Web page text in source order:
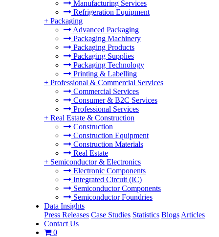
Manufacturing Services
Refrigeration Equipment
+ Packaging
Advanced Packaging
Packaging Machinery
Packaging Products
Packaging Supplies
Packaging Technology
Printing & Labelling
+ Professional & Commercial Services
Commercial Services
Consumer & B2C Services
Professional Services
+ Real Estate & Construction
Construction
Construction Equipment
Construction Materials
Real Estate
+ Semiconductor & Electronics
Electronic Components
Integrated Circuit (IC)
Semiconductor Components
Semiconductor Foundries
Data Insights
Press Releases Case Studies Statistics Blogs Articles
Contact Us
0